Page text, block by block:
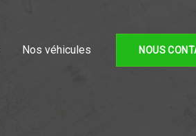
Nos véhicules NOUS